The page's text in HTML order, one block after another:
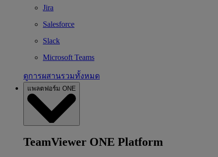
Jira
Salesforce
Slack
Microsoft Teams
ดูการผสานรวมทั้งหมด
แพลตฟอร์ม ONE
TeamViewer ONE Platform